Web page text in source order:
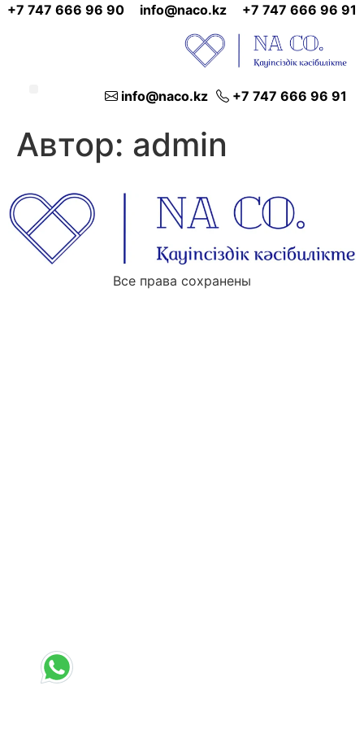
+7 747 666 96 90 info@naco.kz +7 747 666 96 91
info@naco.kz +7 747 666 96 91
Автор: admin
Все права сохранены